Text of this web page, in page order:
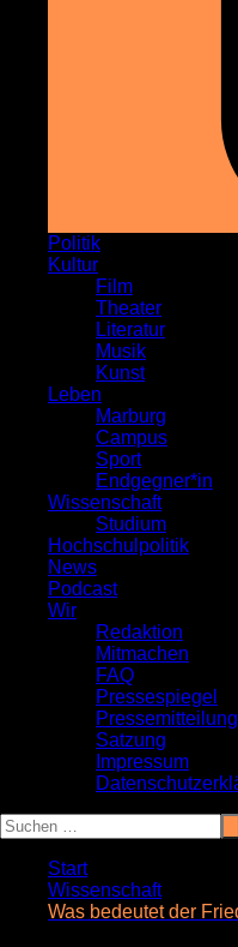
Politik
Kultur
Film
Theater
Literatur
Musik
Kunst
Leben
Marburg
Campus
Sport
Endgegner*in
Wissenschaft
Studium
Hochschulpolitik
News
Podcast
Wir
Redaktion
Mitmachen
FAQ
Pressespiegel
Pressemitteilung
Satzung
Impressum
Start
Wissenschaft
Was bedeutet der